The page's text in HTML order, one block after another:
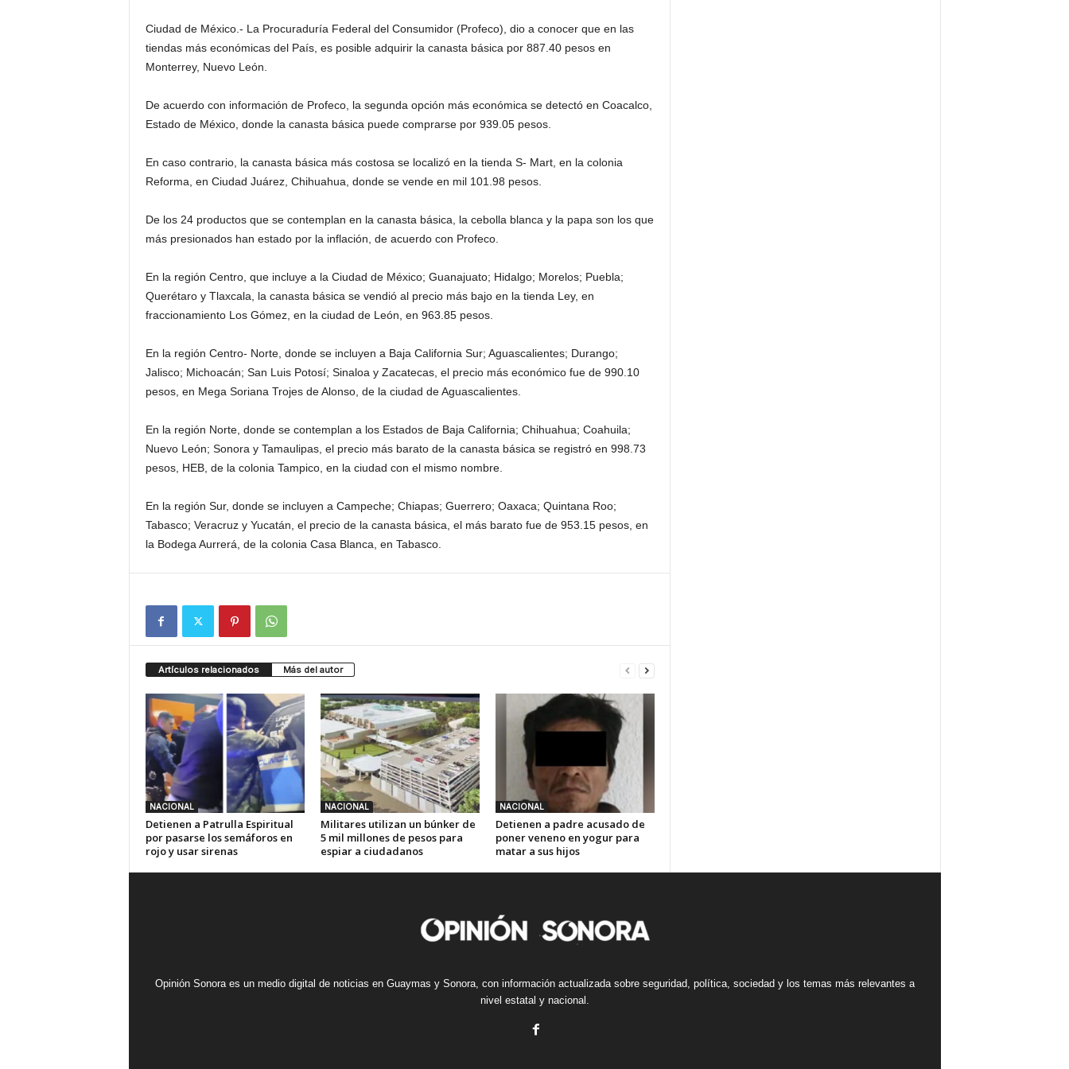
Ciudad de México.- La Procuraduría Federal del Consumidor (Profeco), dio a conocer que en las
tiendas más económicas del País, es posible adquirir la canasta básica por 887.40 pesos en
Monterrey, Nuevo León.
De acuerdo con información de Profeco, la segunda opción más económica se detectó en Coacalco,
Estado de México, donde la canasta básica puede comprarse por 939.05 pesos.
En caso contrario, la canasta básica más costosa se localizó en la tienda S- Mart, en la colonia
Reforma, en Ciudad Juárez, Chihuahua, donde se vende en mil 101.98 pesos.
De los 24 productos que se contemplan en la canasta básica, la cebolla blanca y la papa son los que
más presionados han estado por la inflación, de acuerdo con Profeco.
En la región Centro, que incluye a la Ciudad de México; Guanajuato; Hidalgo; Morelos; Puebla;
Querétaro y Tlaxcala, la canasta básica se vendió al precio más bajo en la tienda Ley, en
fraccionamiento Los Gómez, en la ciudad de León, en 963.85 pesos.
En la región Centro- Norte, donde se incluyen a Baja California Sur; Aguascalientes; Durango;
Jalisco; Michoacán; San Luis Potosí; Sinaloa y Zacatecas, el precio más económico fue de 990.10
pesos, en Mega Soriana Trojes de Alonso, de la ciudad de Aguascalientes.
En la región Norte, donde se contemplan a los Estados de Baja California; Chihuahua; Coahuila;
Nuevo León; Sonora y Tamaulipas, el precio más barato de la canasta básica se registró en 998.73
pesos, HEB, de la colonia Tampico, en la ciudad con el mismo nombre.
En la región Sur, donde se incluyen a Campeche; Chiapas; Guerrero; Oaxaca; Quintana Roo;
Tabasco; Veracruz y Yucatán, el precio de la canasta básica, el más barato fue de 953.15 pesos, en
la Bodega Aurrerá, de la colonia Casa Blanca, en Tabasco.
Artículos relacionados Más del autor
NACIONAL
Detienen a Patrulla Espiritual
por pasarse los semáforos en
rojo y usar sirenas
NACIONAL
Militares utilizan un búnker de
5 mil millones de pesos para
espiar a ciudadanos
NACIONAL
Detienen a padre acusado de
poner veneno en yogur para
matar a sus hijos
Opinión Sonora es un medio digital de noticias en Guaymas y Sonora, con información actualizada sobre seguridad, política, sociedad y los temas más relevantes a
nivel estatal y nacional.